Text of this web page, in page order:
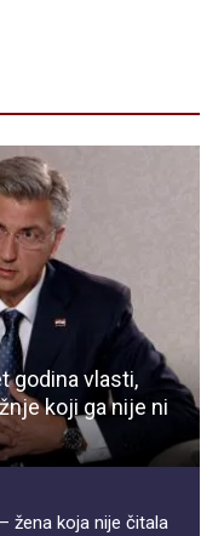
godina vlasti,
koji ga nije ni
žena koja nije čitala